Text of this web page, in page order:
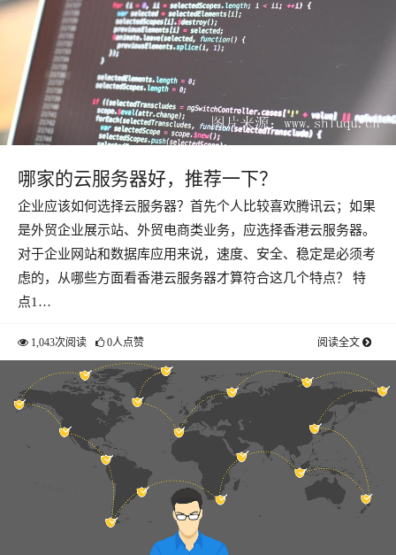
哪家的云服务器好，推荐一下？
企业应该如何选择云服务器？首先个人比较喜欢腾讯云；如果
是外贸企业展示站、外贸电商类业务，应选择香港云服务器。
对于企业网站和数据库应用来说，速度、安全、稳定是必须考
虑的，从哪些方面看香港云服务器才算符合这几个特点？ 特
点1…
1,043次阅读 0人点赞 阅读全文